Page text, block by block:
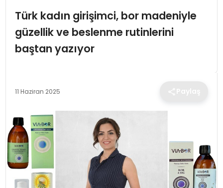
EKONOMI
SIYASET
MAGAZIN
SPOR
Türk kadın girişimci, bor madeniyle
güzellik ve beslenme rutinlerini
baştan yazıyor
11 Haziran 2025